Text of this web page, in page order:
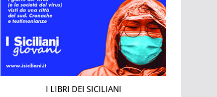
I LIBRI DEI SICILIANI